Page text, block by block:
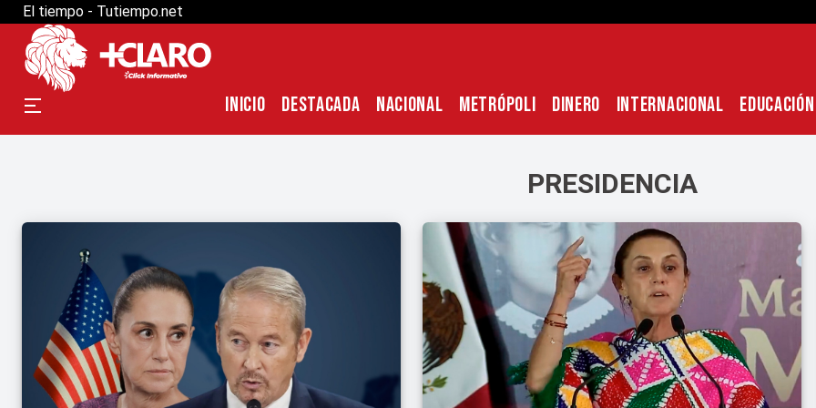
El tiempo - Tutiempo.net
INICIO DESTACADA NACIONAL METRÓPOLI DINERO INTERNACIONAL EDUCACIÓN
PRESIDENCIA